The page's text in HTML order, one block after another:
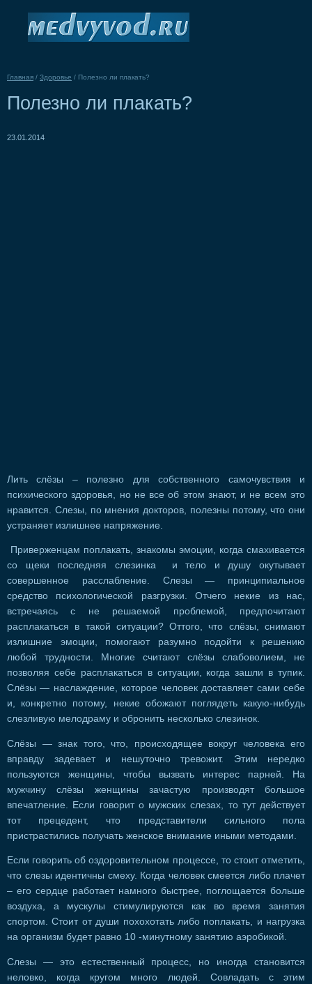
Главная / Здоровье / Полезно ли плакать?
Полезно ли плакать?
23.01.2014
Лить слёзы – полезно для собственного самочувствия и
психического здоровья, но не все об этом знают, и не всем это
нравится. Слезы, по мнения докторов, полезны потому, что они
устраняет излишнее напряжение.
Приверженцам поплакать, знакомы эмоции, когда смахивается
со щеки последняя слезинка и тело и душу окутывает
совершенное расслабление. Слезы — принципиальное
средство психологической разгрузки. Отчего некие из нас,
встречаясь с не решаемой проблемой, предпочитают
расплакаться в такой ситуации? Оттого, что слёзы, снимают
излишние эмоции, помогают разумно подойти к решению
любой трудности. Многие считают слёзы слабоволием, не
позволяя себе расплакаться в ситуации, когда зашли в тупик.
Слёзы — наслаждение, которое человек доставляет сами себе
и, конкретно потому, некие обожают поглядеть какую-нибудь
слезливую мелодраму и обронить несколько слезинок.
Слёзы — знак того, что, происходящее вокруг человека его
вправду задевает и нешуточно тревожит. Этим нередко
пользуются женщины, чтобы вызвать интерес парней. На
мужчину слёзы женщины зачастую производят большое
впечатление. Если говорит о мужских слезах, то тут действует
тот прецедент, что представители сильного пола
пристрастились получать женское внимание иными методами.
Если говорить об оздоровительном процессе, то стоит отметить,
что слезы идентичны смеху. Когда человек смеется либо плачет
– его сердце работает намного быстрее, поглощается больше
воздуха, а мускулы стимулируются как во время занятия
спортом. Стоит от души похохотать либо поплакать, и нагрузка
на организм будет равно 10 -минутному занятию аэробикой.
Слезы — это естественный процесс, но иногда становится
неловко, когда кругом много людей. Совладать с этим